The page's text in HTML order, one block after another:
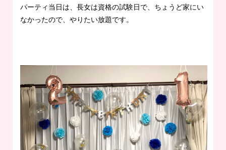
パーティ当日は、長女は資格の試験日で、ちょうど家にい
なかったので、やりたい放題です。